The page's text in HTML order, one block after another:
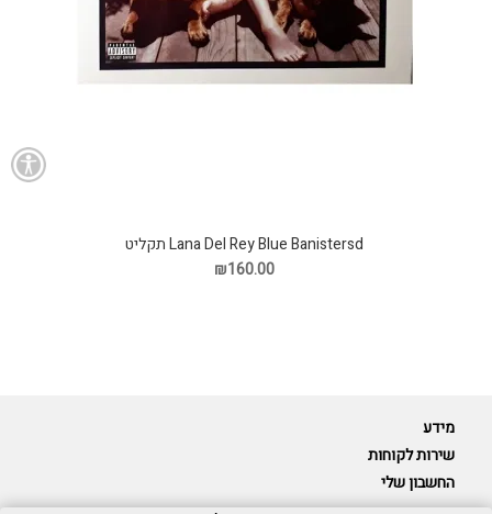
Lana Del Rey Blue Banistersd תקליט
₪160.00
מידע
שירות לקוחות
החשבון שלי